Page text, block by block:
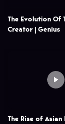
The Evolution Of
Creator | Genius
The Rise of Asian